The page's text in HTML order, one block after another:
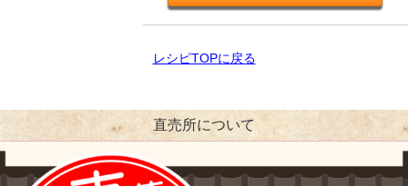
レシピTOPに戻る
直売所について